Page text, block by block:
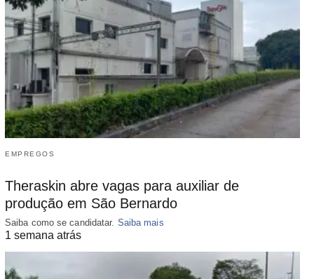
EMPREGOS
Theraskin abre vagas para auxiliar de
produção em São Bernardo
Saiba como se candidatar. Saiba mais
1 semana atrás